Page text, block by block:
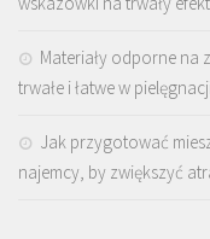
Materiały odporne na
trwałe i łatwe w
Jak przygotować
najemcy, by zwiększyć